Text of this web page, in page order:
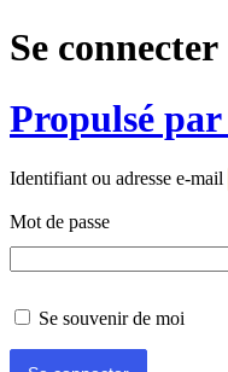
Se connecter
Propulsé
Identifiant ou adresse e-mail
Mot de passe
Se souvenir de moi